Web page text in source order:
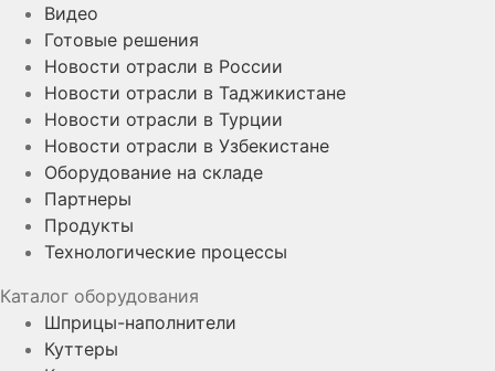
Видео
Готовые решения
Новости отрасли в России
Новости отрасли в Таджикистане
Новости отрасли в Турции
Новости отрасли в Узбекистане
Оборудование на складе
Партнеры
Продукты
Технологические процессы
Каталог оборудования
Шприцы-наполнители
Куттеры